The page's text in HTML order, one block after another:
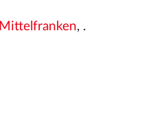
Mittelfranken, .